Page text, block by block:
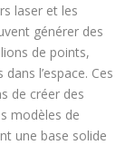
laser et les
générer des
de points,
l’espace. Ces
de créer des
modèles de
une base solide